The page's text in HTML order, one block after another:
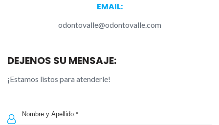
EMAIL:
odontovalle@odontovalle.com
DEJENOS SU MENSAJE:
¡Estamos listos para atenderle!